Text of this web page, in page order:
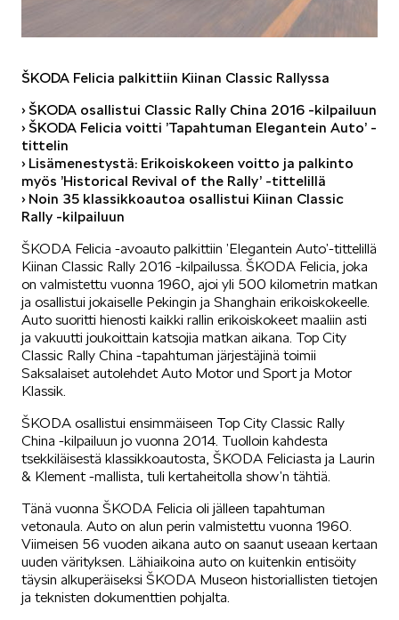
EPIQ
PEAQ
ŠKODA Felicia palkittiin Kiinan Classic Rallyssa
› ŠKODA osallistui Classic Rally China 2016 -kilpailuun
› ŠKODA Felicia voitti ’Tapahtuman Elegantein Auto’ -
tittelin
› Lisämenestystä: Erikoiskokeen voitto ja palkinto
myös ’Historical Revival of the Rally’ -tittelillä
› Noin 35 klassikkoautoa osallistui Kiinan Classic
Rally -kilpailuun
ŠKODA Felicia -avoauto palkittiin ’Elegantein Auto’-tittelillä
Kiinan Classic Rally 2016 -kilpailussa. ŠKODA Felicia, joka
on valmistettu vuonna 1960, ajoi yli 500 kilometrin matkan
ja osallistui jokaiselle Pekingin ja Shanghain erikoiskokeelle.
Auto suoritti hienosti kaikki rallin erikoiskokeet maaliin asti
ja vakuutti joukoittain katsojia matkan aikana. Top City
Classic Rally China -tapahtuman järjestäjinä toimii
Saksalaiset autolehdet Auto Motor und Sport ja Motor
Klassik.
ŠKODA osallistui ensimmäiseen Top City Classic Rally
China -kilpailuun jo vuonna 2014. Tuolloin kahdesta
tsekkiläisestä klassikkoautosta, ŠKODA Feliciasta ja Laurin
& Klement -mallista, tuli kertaheitolla show’n tähtiä.
Tänä vuonna ŠKODA Felicia oli jälleen tapahtuman
vetonaula. Auto on alun perin valmistettu vuonna 1960.
Viimeisen 56 vuoden aikana auto on saanut useaan kertaan
uuden värityksen. Lähiaikoina auto on kuitenkin entisöity
täysin alkuperäiseksi ŠKODA Museon historiallisten tietojen
ja teknisten dokumenttien pohjalta.